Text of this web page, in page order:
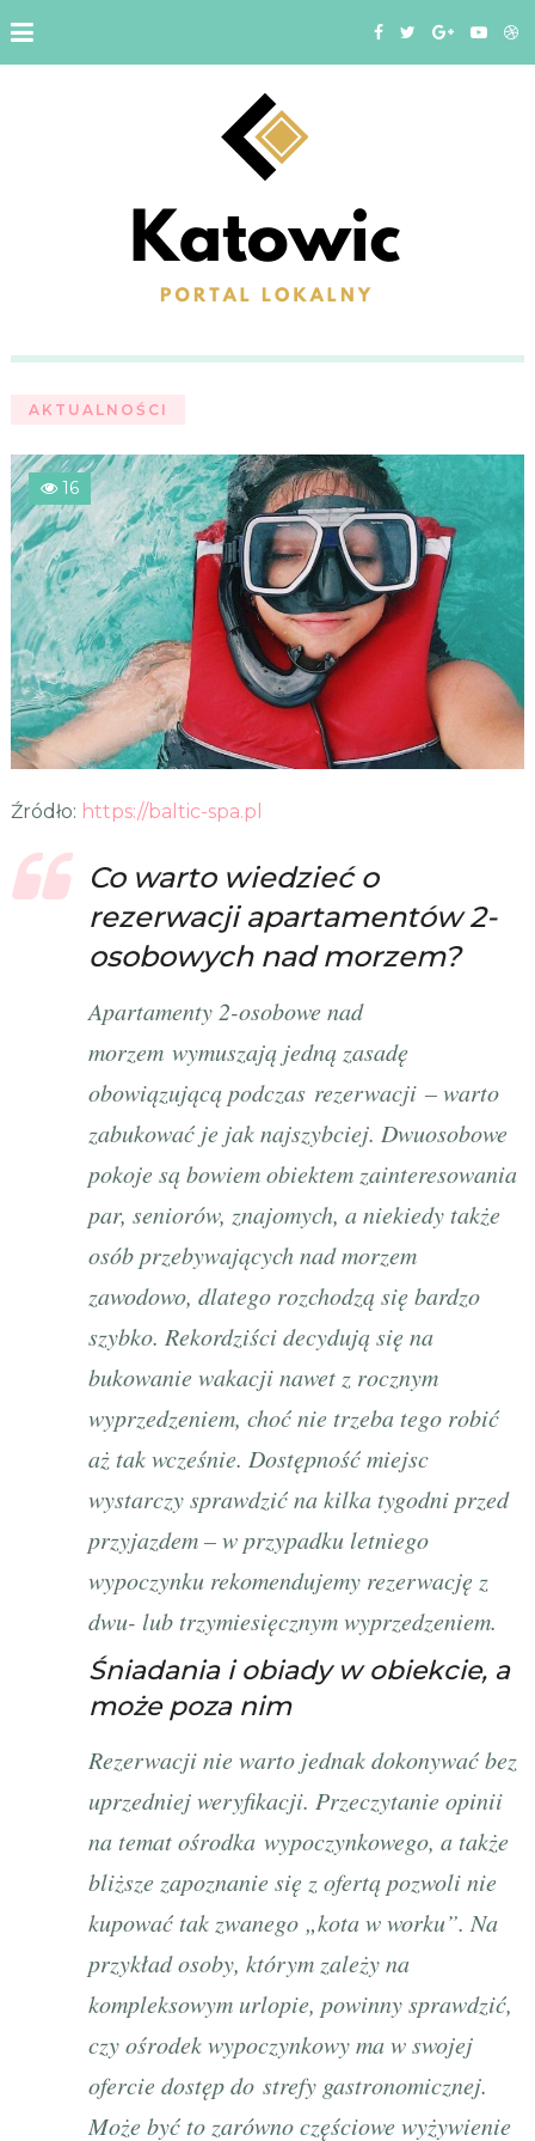
AKTUALNOŚCI
16
Źródło: https://baltic-spa.pl
Co warto wiedzieć o
rezerwacji apartamentów 2-
osobowych nad morzem?
Apartamenty 2-osobowe nad
morzem wymuszają jedną zasadę
obowiązującą podczas rezerwacji – warto
zabukować je jak najszybciej. Dwuosobowe
pokoje są bowiem obiektem zainteresowania
par, seniorów, znajomych, a niekiedy także
osób przebywających nad morzem
zawodowo, dlatego rozchodzą się bardzo
szybko. Rekordziści decydują się na
bukowanie wakacji nawet z rocznym
wyprzedzeniem, choć nie trzeba tego robić
aż tak wcześnie. Dostępność miejsc
wystarczy sprawdzić na kilka tygodni przed
przyjazdem – w przypadku letniego
wypoczynku rekomendujemy rezerwację z
dwu- lub trzymiesięcznym wyprzedzeniem.
Śniadania i obiady w obiekcie, a
może poza nim
Rezerwacji nie warto jednak dokonywać bez
uprzedniej weryfikacji. Przeczytanie opinii
na temat ośrodka wypoczynkowego, a także
bliższe zapoznanie się z ofertą pozwoli nie
kupować tak zwanego „kota w worku”. Na
przykład osoby, którym zależy na
kompleksowym urlopie, powinny sprawdzić,
czy ośrodek wypoczynkowy ma w swojej
ofercie dostęp do strefy gastronomicznej.
Może być to zarówno częściowe wyżywienie